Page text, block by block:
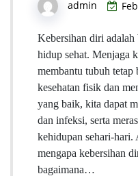
admin
Kebersihan diri adalah
hidup sehat. Menjaga
membantu tubuh tetap
kesehatan fisik dan
yang baik, kita dapat
dan infeksi, serta
kehidupan sehari-hari.
mengapa kebersihan
bagaimana…